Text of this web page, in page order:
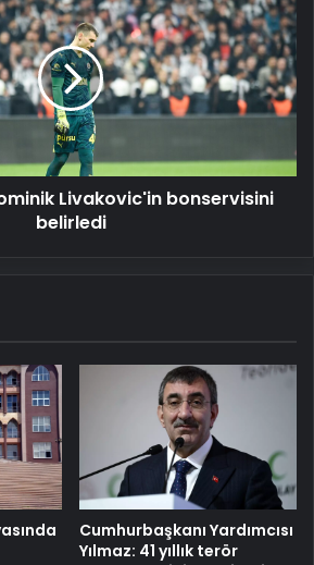
Livakovic'in bonservisini
belirledi
Cumhurbaşkanı Yardımcısı
Yılmaz: 41 yıllık terör